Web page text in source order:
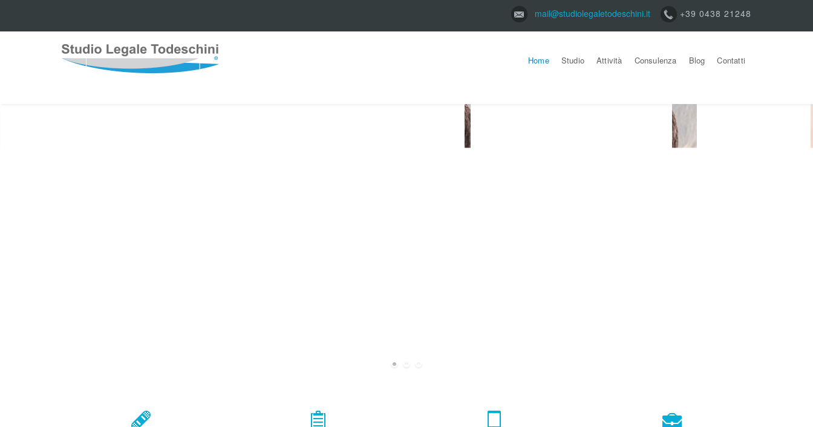
mail@studiolegaletodeschini.it +39 0438 21248
Home Studio Attività Consulenza Blog Contatti